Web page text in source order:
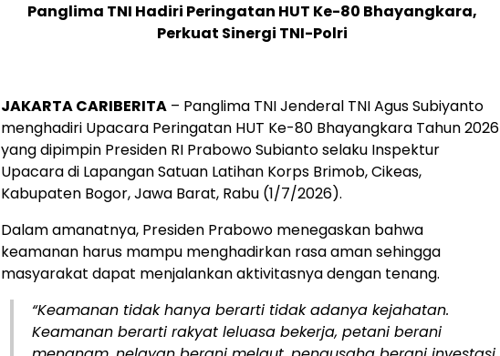
Panglima TNI Hadiri Peringatan HUT Ke-80 Bhayangkara,
Perkuat Sinergi TNI-Polri
JAKARTA CARIBERITA – Panglima TNI Jenderal TNI Agus Subiyanto
menghadiri Upacara Peringatan HUT Ke-80 Bhayangkara Tahun 2026
yang dipimpin Presiden RI Prabowo Subianto selaku Inspektur
Upacara di Lapangan Satuan Latihan Korps Brimob, Cikeas,
Kabupaten Bogor, Jawa Barat, Rabu (1/7/2026).
Dalam amanatnya, Presiden Prabowo menegaskan bahwa
keamanan harus mampu menghadirkan rasa aman sehingga
masyarakat dapat menjalankan aktivitasnya dengan tenang.
“Keamanan tidak hanya berarti tidak adanya kejahatan.
Keamanan berarti rakyat leluasa bekerja, petani berani